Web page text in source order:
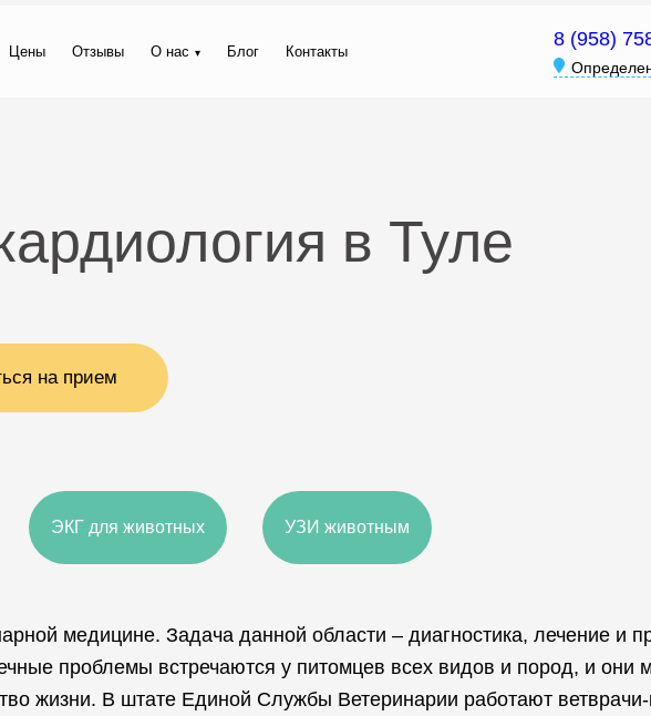
Цены Отзывы О нас Блог Контакты
8 (958)
в Туле
на прием
ЭКГ для животных УЗИ животным
медицине. Задача данной области – диагностика, лечение и
проблемы встречаются у питомцев всех видов и пород, и они
жизни. В штате Единой Службы Ветеринарии работают